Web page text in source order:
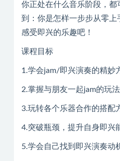
你正处在什么音乐阶段，都
到：你是怎样一步步从零
感受即兴的乐趣吧！
课程目标
1.学会jam/即兴演奏的精妙
2.掌握与朋友一起jam的玩法
3.玩转各个乐器合作的搭配
4.突破瓶颈，提升自身即兴
5.学会自己找到即兴演奏动